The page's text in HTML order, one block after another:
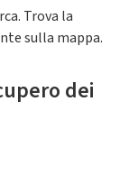
Trova la
sulla mappa.
dei